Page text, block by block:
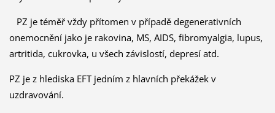
PZ je téměř vždy přítomen v případě degenerativních
onemocnění jako je rakovina, MS, AIDS, fibromyalgia, lupus,
artritida, cukrovka, u všech závislostí, depresí atd.
PZ je z hlediska EFT jedním z hlavních překážek v
uzdravování.